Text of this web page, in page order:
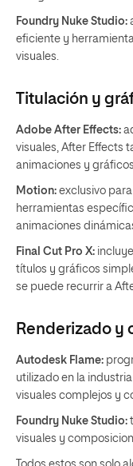
Foundry Nuke Studio:
eficiente y
visuales.
Titulación y
Adobe After Effects:
visuales, After Effects
animaciones y
Motion: exclusivo
herramientas
animaciones
Final Cut Pro X:
títulos y gráficos
se puede recurrir a
Renderizado y
Autodesk Flame:
utilizado en la
visuales complejos y
Foundry Nuke Studio:
visuales y